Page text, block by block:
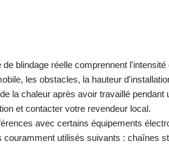
blindage réelle comprennent
les obstacles, la hauteur
la chaleur après avoir travaillé
et contacter votre revendeur local.
avec certains équipements
utilisés suivants : chaînes